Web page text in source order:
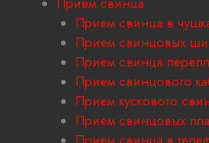
Прием свинца в
Прием свинцовых
Прием свинца
Прием свинцового
Прием кускового
Прием свинцовых